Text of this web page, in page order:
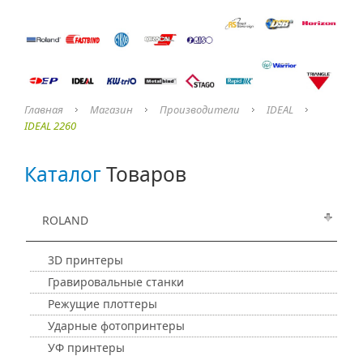
Главная Магазин Производители
IDEAL
IDEAL 2260
КаталогТоваров
ROLAND
3D принтеры
Гравировальные станки
Режущие плоттеры
Ударные фотопринтеры
УФ принтеры